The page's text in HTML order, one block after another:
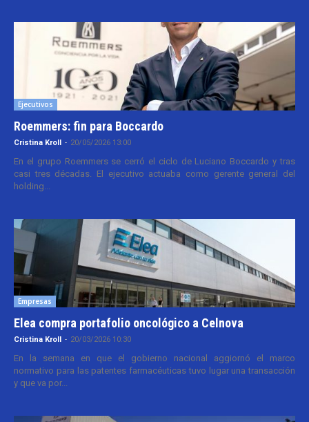
Ejecutivos
Roemmers: fin para Boccardo
Cristina Kroll - 20/05/2026 13:00
En el grupo Roemmers se cerró el ciclo de Luciano Boccardo y tras
casi tres décadas. El ejecutivo actuaba como gerente general del
holding...
Empresas
Elea compra portafolio oncológico a Celnova
Cristina Kroll - 20/03/2026 10:30
En la semana en que el gobierno nacional aggiornó el marco
normativo para las patentes farmacéuticas tuvo lugar una transacción
y que va por...